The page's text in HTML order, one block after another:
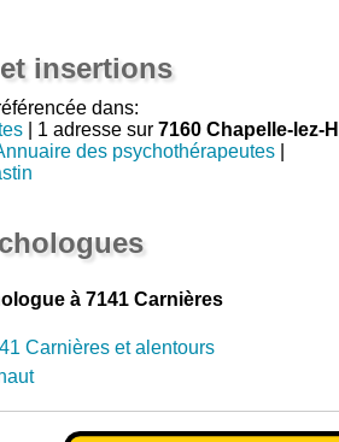
insertions
dans:
| 1 adresse sur 7160 Chapelle-lez-
des psychothérapeutes|
à 7141 Carnières
Carnières et alentours